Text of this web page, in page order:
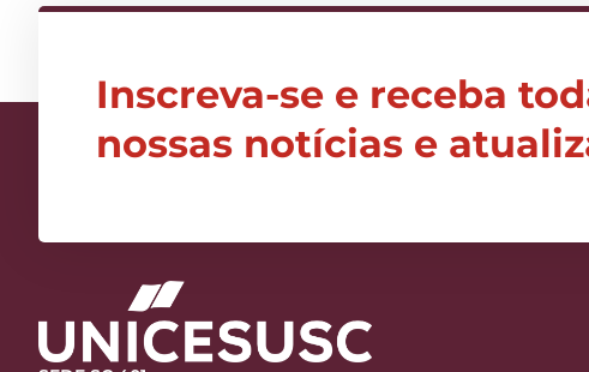
Inscreva-se e receba
nossas notícias e